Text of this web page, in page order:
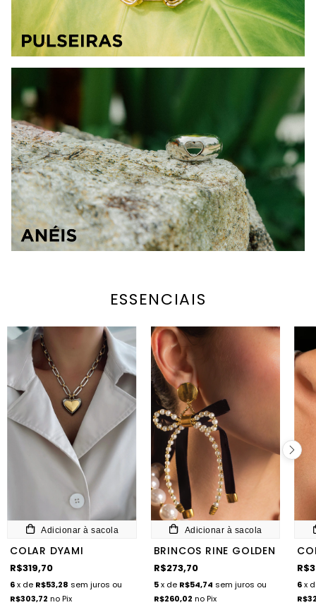
ESSENCIAIS
Adicionar à sacola
COLAR DYAMI
R$319,70
6x de R$53,28 sem juros ou
R$303,72 no Pix
Adicionar à sacola
BRINCOS RINE GOLDEN
R$273,70
5 x de R$54,74 sem juros ou
R$260,02 no Pix
6 x